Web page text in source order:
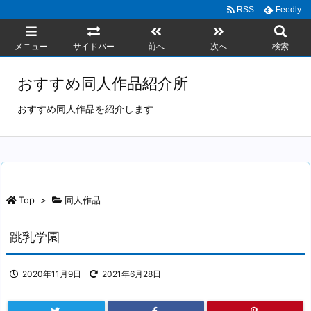
メニュー サイドバー 前へ 次へ 検索
RSS Feedly
おすすめ同人作品紹介所
おすすめ同人作品を紹介します
Top > 同人作品
跳乳学園
2020年11月9日 2021年6月28日